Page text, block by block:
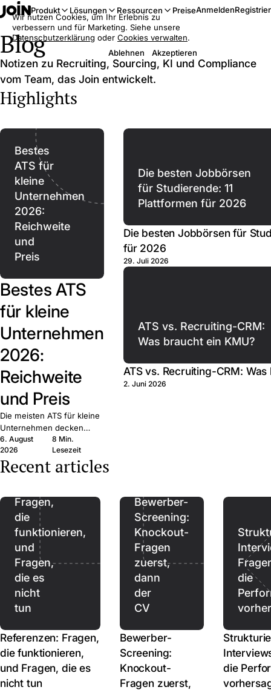
Produkt Lösungen Ressourcen PreiseAnmelden
Blog
Notizen zu Recruiting, Sourcing, KI und Compliance
vom Team, das Join entwickelt.
Highlights
Bestes
ATS für
kleine
Unternehmen
2026:
Reichweite
und
Preis
Bestes ATS
für kleine
Unternehmen
2026:
Reichweite
und Preis
Die meisten ATS für kleine
Unternehmen decken
dieselben Grundfunktionen
ab. Entscheidend sind
Reichweite, Preis und
6. August
2026
8 Min.
Lesezeit
Die besten Jobbörsen
für Studierende: 11
Plattformen für 2026
Die besten Jobbörsen für
für 2026
29. Juli 2026
ATS vs. Recruiting-CRM:
Was braucht ein KMU?
ATS vs. Recruiting-CRM:
2. Juni 2026
Recent articles
Fragen,
die
funktionieren,
und
Fragen,
die es
nicht
tun
Referenzen: Fragen,
die funktionieren,
und Fragen, die es
nicht tun
Bewerber-
Screening:
Knockout-
Fragen
zuerst,
dann
der
CV
Bewerber-
Screening:
Knockout-
Fragen zuerst,
die
die
Wir nutzen Cookies, um Ihr Erlebnis zu
verbessern und für Marketing. Siehe unsere
Datenschutzerklärung oder Cookies verwalten.
Ablehnen
Akzeptieren